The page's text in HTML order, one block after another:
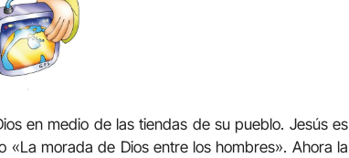
en medio de las tiendas de su pueblo. Jesús es
morada de Dios entre los hombres». Ahora la